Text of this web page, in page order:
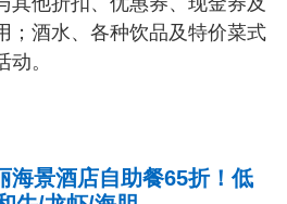
；酒水、各种饮品及特价菜式
。
海景酒店自助餐65折！低